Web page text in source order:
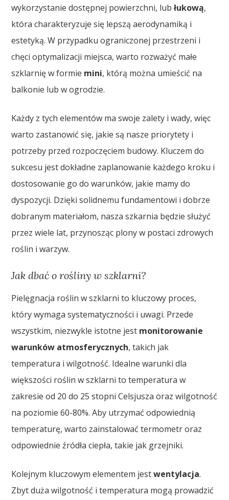
wykorzystanie dostępnej powierzchni, lubłukową,
która charakteryzuje się lepszą aerodynamiką i
estetyką. W przypadku ograniczonej przestrzeni i
chęci optymalizacji miejsca, warto rozważyć małe
szklarnię w formie mini, którą można umieścić na
balkonie lub w ogrodzie.
Każdy z tych elementów ma swoje zalety i wady, więc
warto zastanowić się, jakie są nasze priorytety i
potrzeby przed rozpoczęciem budowy. Kluczem do
sukcesu jest dokładne zaplanowanie każdego kroku i
dostosowanie go do warunków, jakie mamy do
dyspozycji. Dzięki solidnemu fundamentowi i dobrze
dobranym materiałom, nasza szkarnia będzie służyć
przez wiele lat, przynosząc plony w postaci zdrowych
roślin i warzyw.
Jak dbać o rośliny w szklarni?
Pielęgnacja roślin w szklarni to kluczowy proces,
który wymaga systematyczności i uwagi. Przede
wszystkim, niezwykle istotne jest monitorowanie
warunków atmosferycznych, takich jak
temperatura i wilgotność. Idealne warunki dla
większości roślin w szklarni to temperatura w
zakresie od 20 do 25 stopni Celsjusza oraz wilgotność
na poziomie 60-80%. Aby utrzymać odpowiednią
temperaturę, warto zainstalować termometr oraz
odpowiednie źródła ciepła, takie jak grzejniki.
Kolejnym kluczowym elementem jestwentylacja.
Zbyt duża wilgotność i temperatura mogą prowadzić